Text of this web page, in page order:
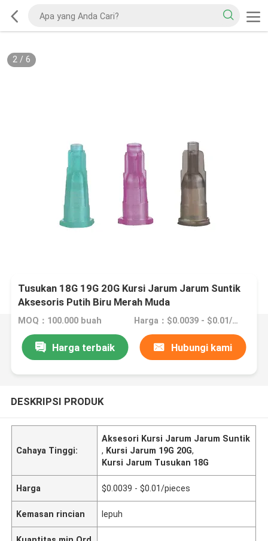
2/ 6
Tusukan 18G 19G 20G Kursi Jarum Jarum Suntik
Aksesoris Putih Biru Merah Muda
MOQ：100.000 buah Harga：$0.0039 - $0.01/pieces
Harga terbaik Hubungi kami
DESKRIPSI PRODUK
Cahaya Tinggi:
Aksesori Kursi Jarum Jarum Suntik
, Kursi Jarum 19G 20G,
Kursi Jarum Tusukan 18G
Harga $0.0039 - $0.01/pieces
Kemasan rincian lepuh